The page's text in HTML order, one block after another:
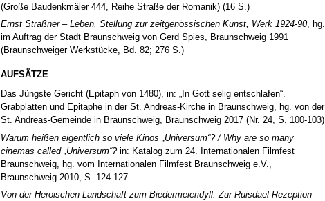
(Große Baudenkmäler 444, Reihe Straße der Romanik) (16 S.)
Ernst Straßner – Leben, Stellung zur zeitgenössischen Kunst, Werk 1924-90, hg.
im Auftrag der Stadt Braunschweig von Gerd Spies, Braunschweig 1991
(Braunschweiger Werkstücke, Bd. 82; 276 S.)
AUFSÄTZE
Das Jüngste Gericht (Epitaph von 1480), in: „In Gott selig entschlafen“.
Grabplatten und Epitaphe in der St. Andreas-Kirche in Braunschweig, hg. von der
St. Andreas-Gemeinde in Braunschweig, Braunschweig 2017 (Nr. 24, S. 100-103)
Warum heißen eigentlich so viele Kinos „Universum“? / Why are so many
cinemas called „Universum“?in: Katalog zum 24. Internationalen Filmfest
Braunschweig, hg. vom Internationalen Filmfest Braunschweig e.V.,
Braunschweig 2010, S. 124-127
Von der Heroischen Landschaft zum Biedermeieridyll. Zur Ruisdael-Rezeption